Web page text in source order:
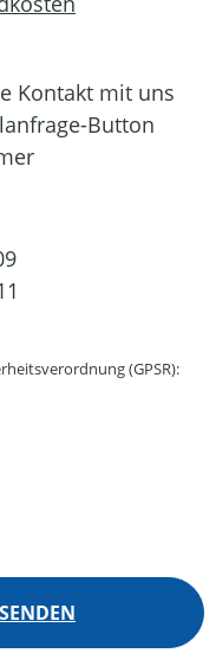
Kontakt mit uns
Button
(GPSR):